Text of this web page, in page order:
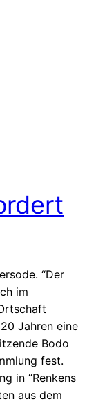
“Der
im
Jahren eine
Bodo
fest.
in “Renkens
aus dem